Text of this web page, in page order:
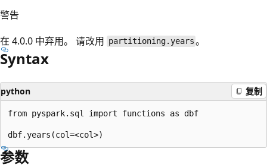
警告
在 4.0.0 中弃用。 请改用 partitioning.years 。
Syntax
python 复制
from pyspark.sql import functions as dbf
参数